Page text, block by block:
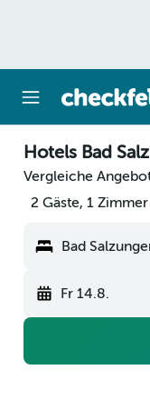
Hotels Bad
Vergleiche
2 Gäste, 1 Zimmer
Bad
Fr 14.8.